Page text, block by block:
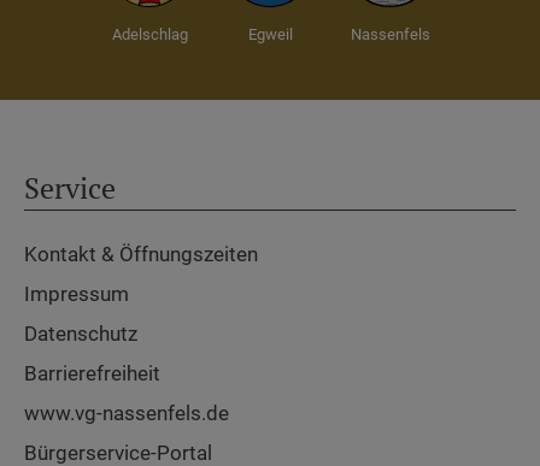
Adelschlag Egweil Nassenfels
Service
Kontakt & Öffnungszeiten
Impressum
Datenschutz
Barrierefreiheit
www.vg-nassenfels.de
Bürgerservice-Portal